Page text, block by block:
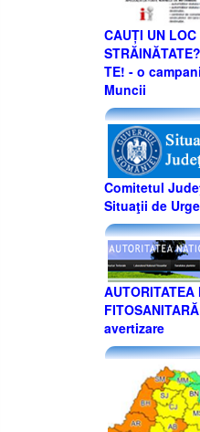
CAUȚI UN
TE! - o
Muncii
Comitetul
Situaţii de
avertizare